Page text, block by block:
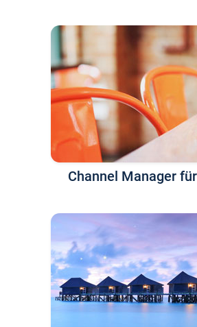
Channel Manager